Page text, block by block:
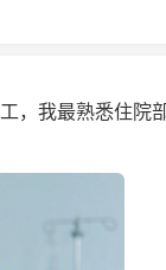
我最熟悉住院